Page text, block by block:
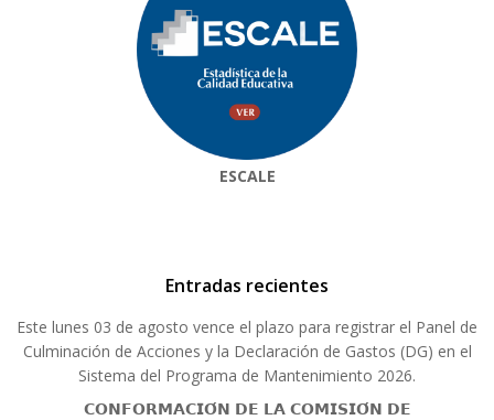
ESCALE
Entradas recientes
Este lunes 03 de agosto vence el plazo para registrar el Panel de
Culminación de Acciones y la Declaración de Gastos (DG) en el
Sistema del Programa de Mantenimiento 2026.
𝗖𝗢𝗡𝗙𝗢𝗥𝗠𝗔𝗖𝗜𝗢́𝗡 𝗗𝗘 𝗟𝗔 𝗖𝗢𝗠𝗜𝗦𝗜𝗢́𝗡 𝗗𝗘